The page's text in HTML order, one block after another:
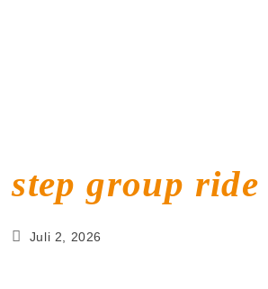
step group ride
Juli 2, 2026